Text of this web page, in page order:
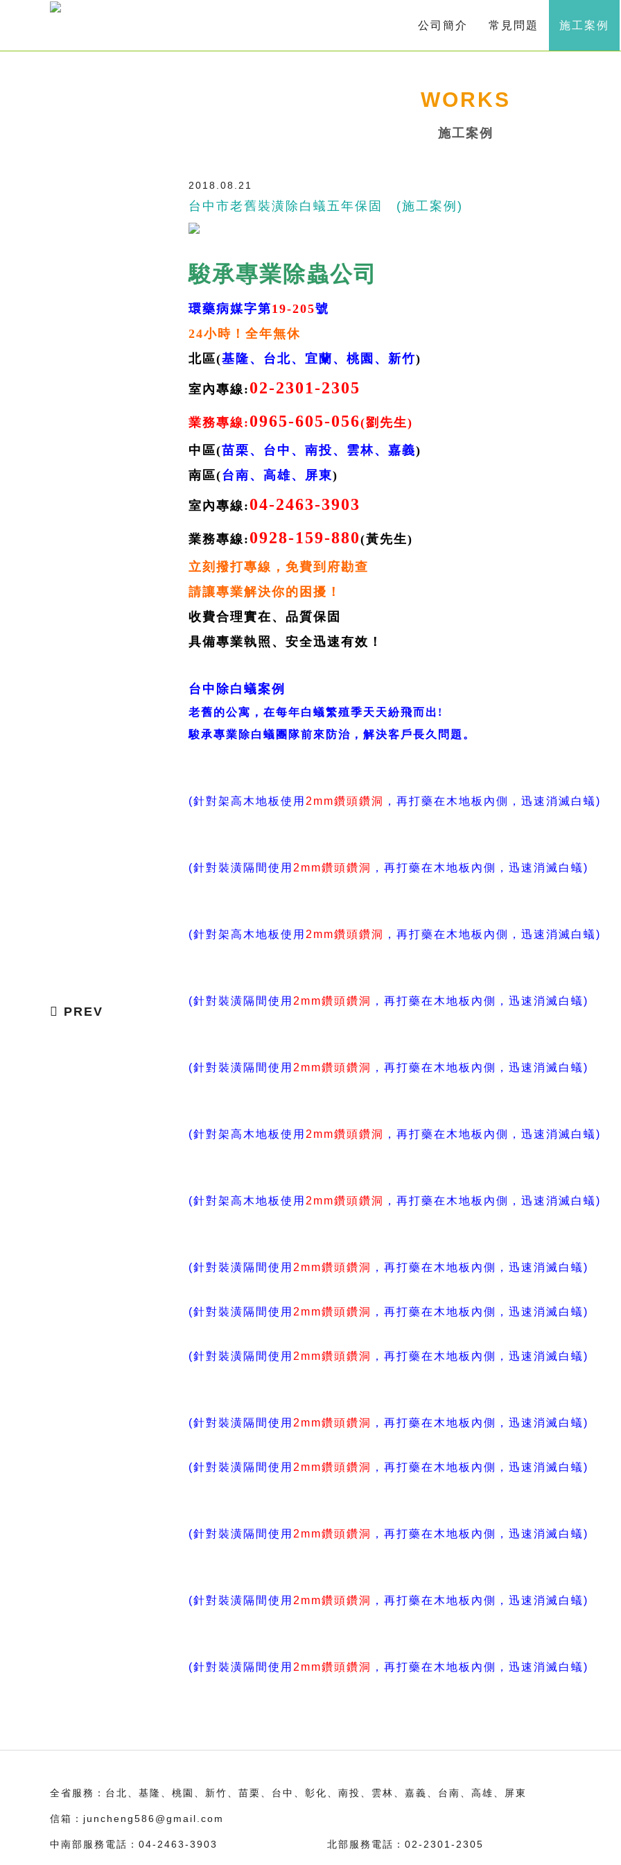
公司簡介 常見問題 施工案例
WORKS
施工案例
2018.08.21
台中市老舊裝潢除白蟻五年保固 (施工案例)
駿承專業除蟲公司
環藥病媒字第19-205號
24小時！全年無休
北區(基隆、台北、宜蘭、桃園、新竹)
室內專線: 02-2301-2305
業務專線: 0965-605-056(劉先生)
中區(苗栗、台中、南投、雲林、嘉義)
南區(台南、高雄、屏東)
室內專線: 04-2463-3903
業務專線: 0928-159-880(黃先生)
立刻撥打專線，免費到府勘查
請讓專業解決你的困擾！
收費合理實在、品質保固
具備專業執照、安全迅速有效！
台中除白蟻案例
老舊的公寓，在每年白蟻繁殖季天天紛飛而出!
駿承專業除白蟻團隊前來防治，解決客戶長久問題。
(針對架高木地板使用 2mm鑽頭鑽洞 ，再打藥在木地板內側， 迅速消滅白蟻)
(針對裝潢隔間使用 2mm鑽頭鑽洞 ，再打藥在木地板內側， 迅速消滅白蟻)
(針對架高木地板使用 2mm鑽頭鑽洞 ，再打藥在木地板內側， 迅速消滅白蟻)
(針對裝潢隔間使用 2mm鑽頭鑽洞 ，再打藥在木地板內側， 迅速消滅白蟻)
(針對裝潢隔間使用 2mm鑽頭鑽洞 ，再打藥在木地板內側， 迅速消滅白蟻)
(針對架高木地板使用 2mm鑽頭鑽洞 ，再打藥在木地板內側， 迅速消滅白蟻)
(針對架高木地板使用 2mm鑽頭鑽洞 ，再打藥在木地板內側， 迅速消滅白蟻)
(針對裝潢隔間使用 2mm鑽頭鑽洞 ，再打藥在木地板內側， 迅速消滅白蟻)
(針對裝潢隔間使用 2mm鑽頭鑽洞 ，再打藥在木地板內側， 迅速消滅白蟻)
(針對裝潢隔間使用 2mm鑽頭鑽洞 ，再打藥在木地板內側， 迅速消滅白蟻)
(針對裝潢隔間使用 2mm鑽頭鑽洞 ，再打藥在木地板內側， 迅速消滅白蟻)
(針對裝潢隔間使用 2mm鑽頭鑽洞 ，再打藥在木地板內側， 迅速消滅白蟻)
(針對裝潢隔間使用 2mm鑽頭鑽洞 ，再打藥在木地板內側， 迅速消滅白蟻)
(針對裝潢隔間使用 2mm鑽頭鑽洞 ，再打藥在木地板內側， 迅速消滅白蟻)
(針對裝潢隔間使用 2mm鑽頭鑽洞 ，再打藥在木地板內側， 迅速消滅白蟻)
PREV
全省服務： 台北、基隆、桃園、新竹、苗栗、台中、彰化、南投、雲林、嘉義、台南、高雄、屏東
信箱： juncheng586@gmail.com
中南部服務電話： 04-2463-3903 北部服務電話： 02-2301-2305